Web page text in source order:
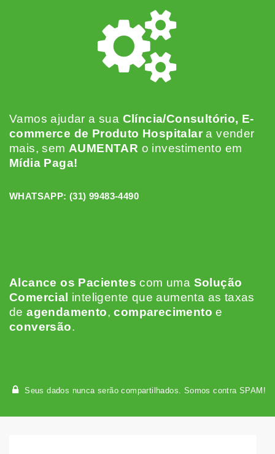
Vamos ajudar a sua Clíncia/Consultório, E-
commerce de Produto Hospitalar a vender
mais, sem AUMENTAR o investimento em
Mídia Paga!
WHATSAPP: (31) 99483-4490
Alcance os Pacientescom uma Solução
Comercial inteligente que aumenta as taxas
deagendamento,comparecimento e
conversão.
Seus dados nunca serão compartilhados. Somos contra SPAM!